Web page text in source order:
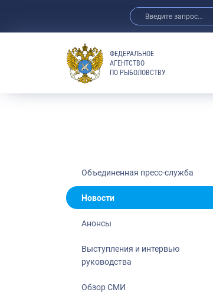
ФЕДЕРАЛЬНОЕ
АГЕНТСТВО
ПО РЫБОЛОВСТВУ
Объединенная пресс-служба
Новости
Анонсы
Выступления и интервью
руководства
Обзор СМИ